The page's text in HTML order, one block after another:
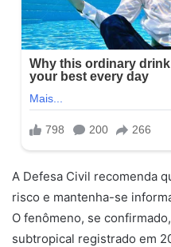
A Defesa Civil recomenda
risco e mantenha-se
O fenômeno, se
subtropical registrado em